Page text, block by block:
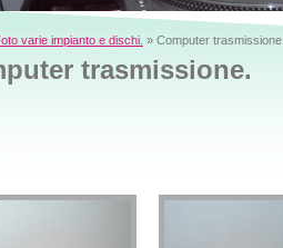
varie impianto e dischi. » Computer trasmissione.
trasmissione.